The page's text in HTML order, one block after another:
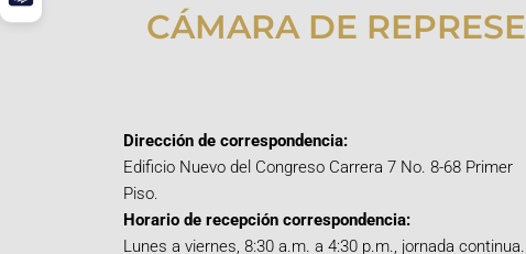
CÁMARA DE
Dirección de correspondencia:
Edificio Nuevo del Congreso Carrera 7 No. 8-68 Primer
Piso.
Horario de recepción correspondencia:
Lunes a viernes, 8:30 a.m. a 4:30 p.m., jornada continua.